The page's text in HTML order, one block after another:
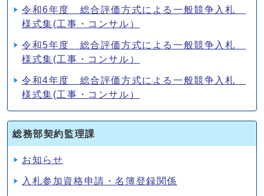
令和6年度 総合評価方式による一般競争入札
様式集(工事・コンサル）
令和5年度 総合評価方式による一般競争入札
様式集(工事・コンサル）
令和4年度 総合評価方式による一般競争入札
様式集(工事・コンサル）
総務部契約監理課
お知らせ
入札参加資格申請・名簿登録関係